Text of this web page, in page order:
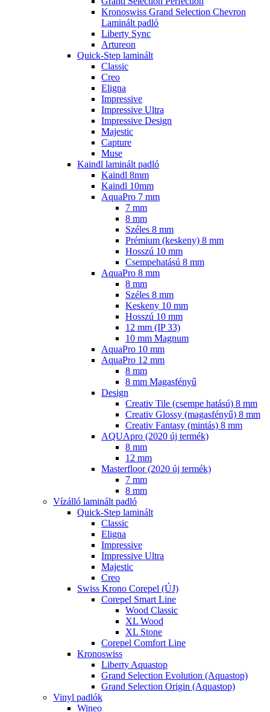
Kronoswiss Grand Selection Chevron
Laminált padló
Liberty Sync
Artureon
Quick-Step laminált
Classic
Creo
Eligna
Impressive
Impressive Ultra
Impressive Design
Majestic
Capture
Muse
Kaindl laminált padló
Kaindl 8mm
Kaindl 10mm
AquaPro 7 mm
7 mm
8 mm
Széles 8 mm
Prémium (keskeny) 8 mm
Hosszú 10 mm
Csempehatású 8 mm
AquaPro 8 mm
8 mm
Széles 8 mm
Keskeny 10 mm
Hosszú 10 mm
12 mm (IP 33)
10 mm Magnum
AquaPro 10 mm
AquaPro 12 mm
8 mm
8 mm Magasfényű
Design
Creativ Tile (csempe hatású) 8 mm
Creativ Glossy (magasfényű) 8 mm
Creativ Fantasy (mintás) 8 mm
AQUApro (2020 új termék)
8 mm
12 mm
Masterfloor (2020 új termék)
7 mm
8 mm
Vízálló laminált padló
Quick-Step laminált
Classic
Eligna
Impressive
Impressive Ultra
Majestic
Creo
Swiss Krono Corepel (ÚJ)
Corepel Smart Line
Wood Classic
XL Wood
XL Stone
Corepel Comfort Line
Kronoswiss
Liberty Aquastop
Grand Selection Evolution (Aquastop)
Grand Selection Origin (Aquastop)
Vinyl padlók
Wineo